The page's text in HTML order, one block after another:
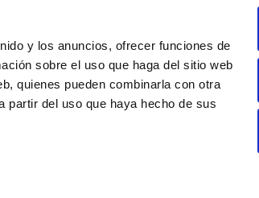
y los anuncios, ofrecer funciones de
sobre el uso que haga del sitio web
quienes pueden combinarla con otra
partir del uso que haya hecho de sus
© 2023 Conservas Serrats